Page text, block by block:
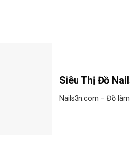
Siêu Thị Đồ
Nails3n.com – Đồ